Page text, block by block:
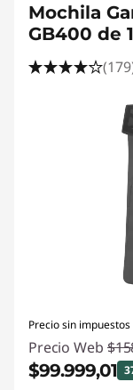
Mochila
GB400 de
Precio sin
Precio Web
$99.999,01